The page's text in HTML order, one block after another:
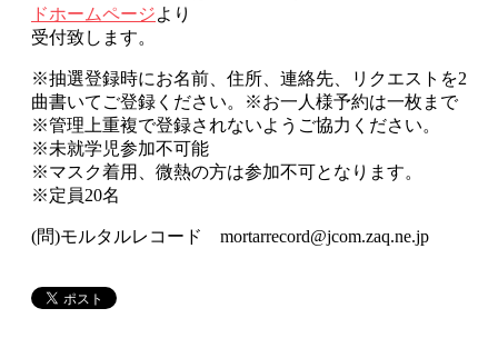
ドホームページより
受付致します。
※抽選登録時にお名前、住所、連絡先、リクエストを2
曲書いてご登録ください。※お一人様予約は一枚まで
※管理上重複で登録されないようご協力ください。
※未就学児参加不可能
※マスク着用、微熱の方は参加不可となります。
※定員20名
(問)モルタルレコード mortarrecord@jcom.zaq.ne.jp